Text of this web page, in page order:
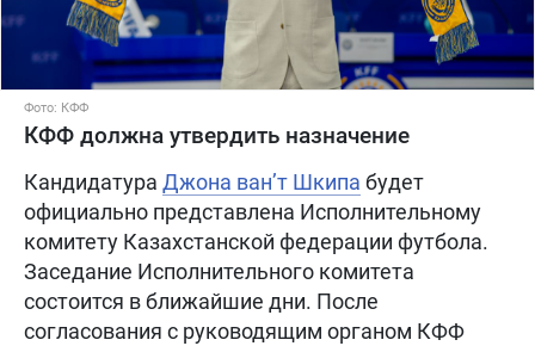
Фото: КФФ
КФФ должна утвердить назначение
Кандидатура Джона ван’т Шкипа будет
официально представлена Исполнительному
комитету Казахстанской федерации футбола.
Заседание Исполнительного комитета
состоится в ближайшие дни. После
согласования с руководящим органом КФФ